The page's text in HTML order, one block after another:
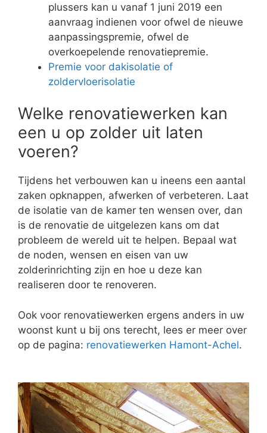
plussers kan u vanaf 1 juni 2019 een
aanvraag indienen voor ofwel de nieuwe
aanpassingspremie, ofwel de
overkoepelende renovatiepremie.
Premie voor dakisolatie of
zoldervloerisolatie
Welke renovatiewerken kan
een u op zolder uit laten
voeren?
Tijdens het verbouwen kan u ineens een aantal
zaken opknappen, afwerken of verbeteren. Laat
de isolatie van de kamer ten wensen over, dan
is de renovatie de uitgelezen kans om dat
probleem de wereld uit te helpen. Bepaal wat
de noden, wensen en eisen van uw
zolderinrichting zijn en hoe u deze kan
realiseren door te renoveren.
Ook voor renovatiewerken ergens anders in uw
woonst kunt u bij ons terecht, lees er meer over
op de pagina: renovatiewerken Hamont-Achel.